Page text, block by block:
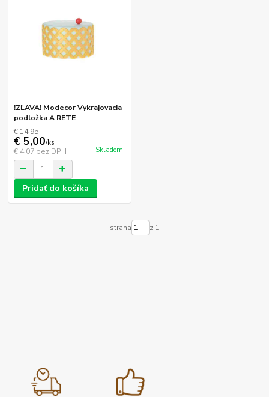
!ZĽAVA! Modecor Vykrajovacia
podložka A RETE
€ 14,95
€ 5,00/ks
€ 4,07 bez DPH Skladom
Pridať do košíka
strana z 1